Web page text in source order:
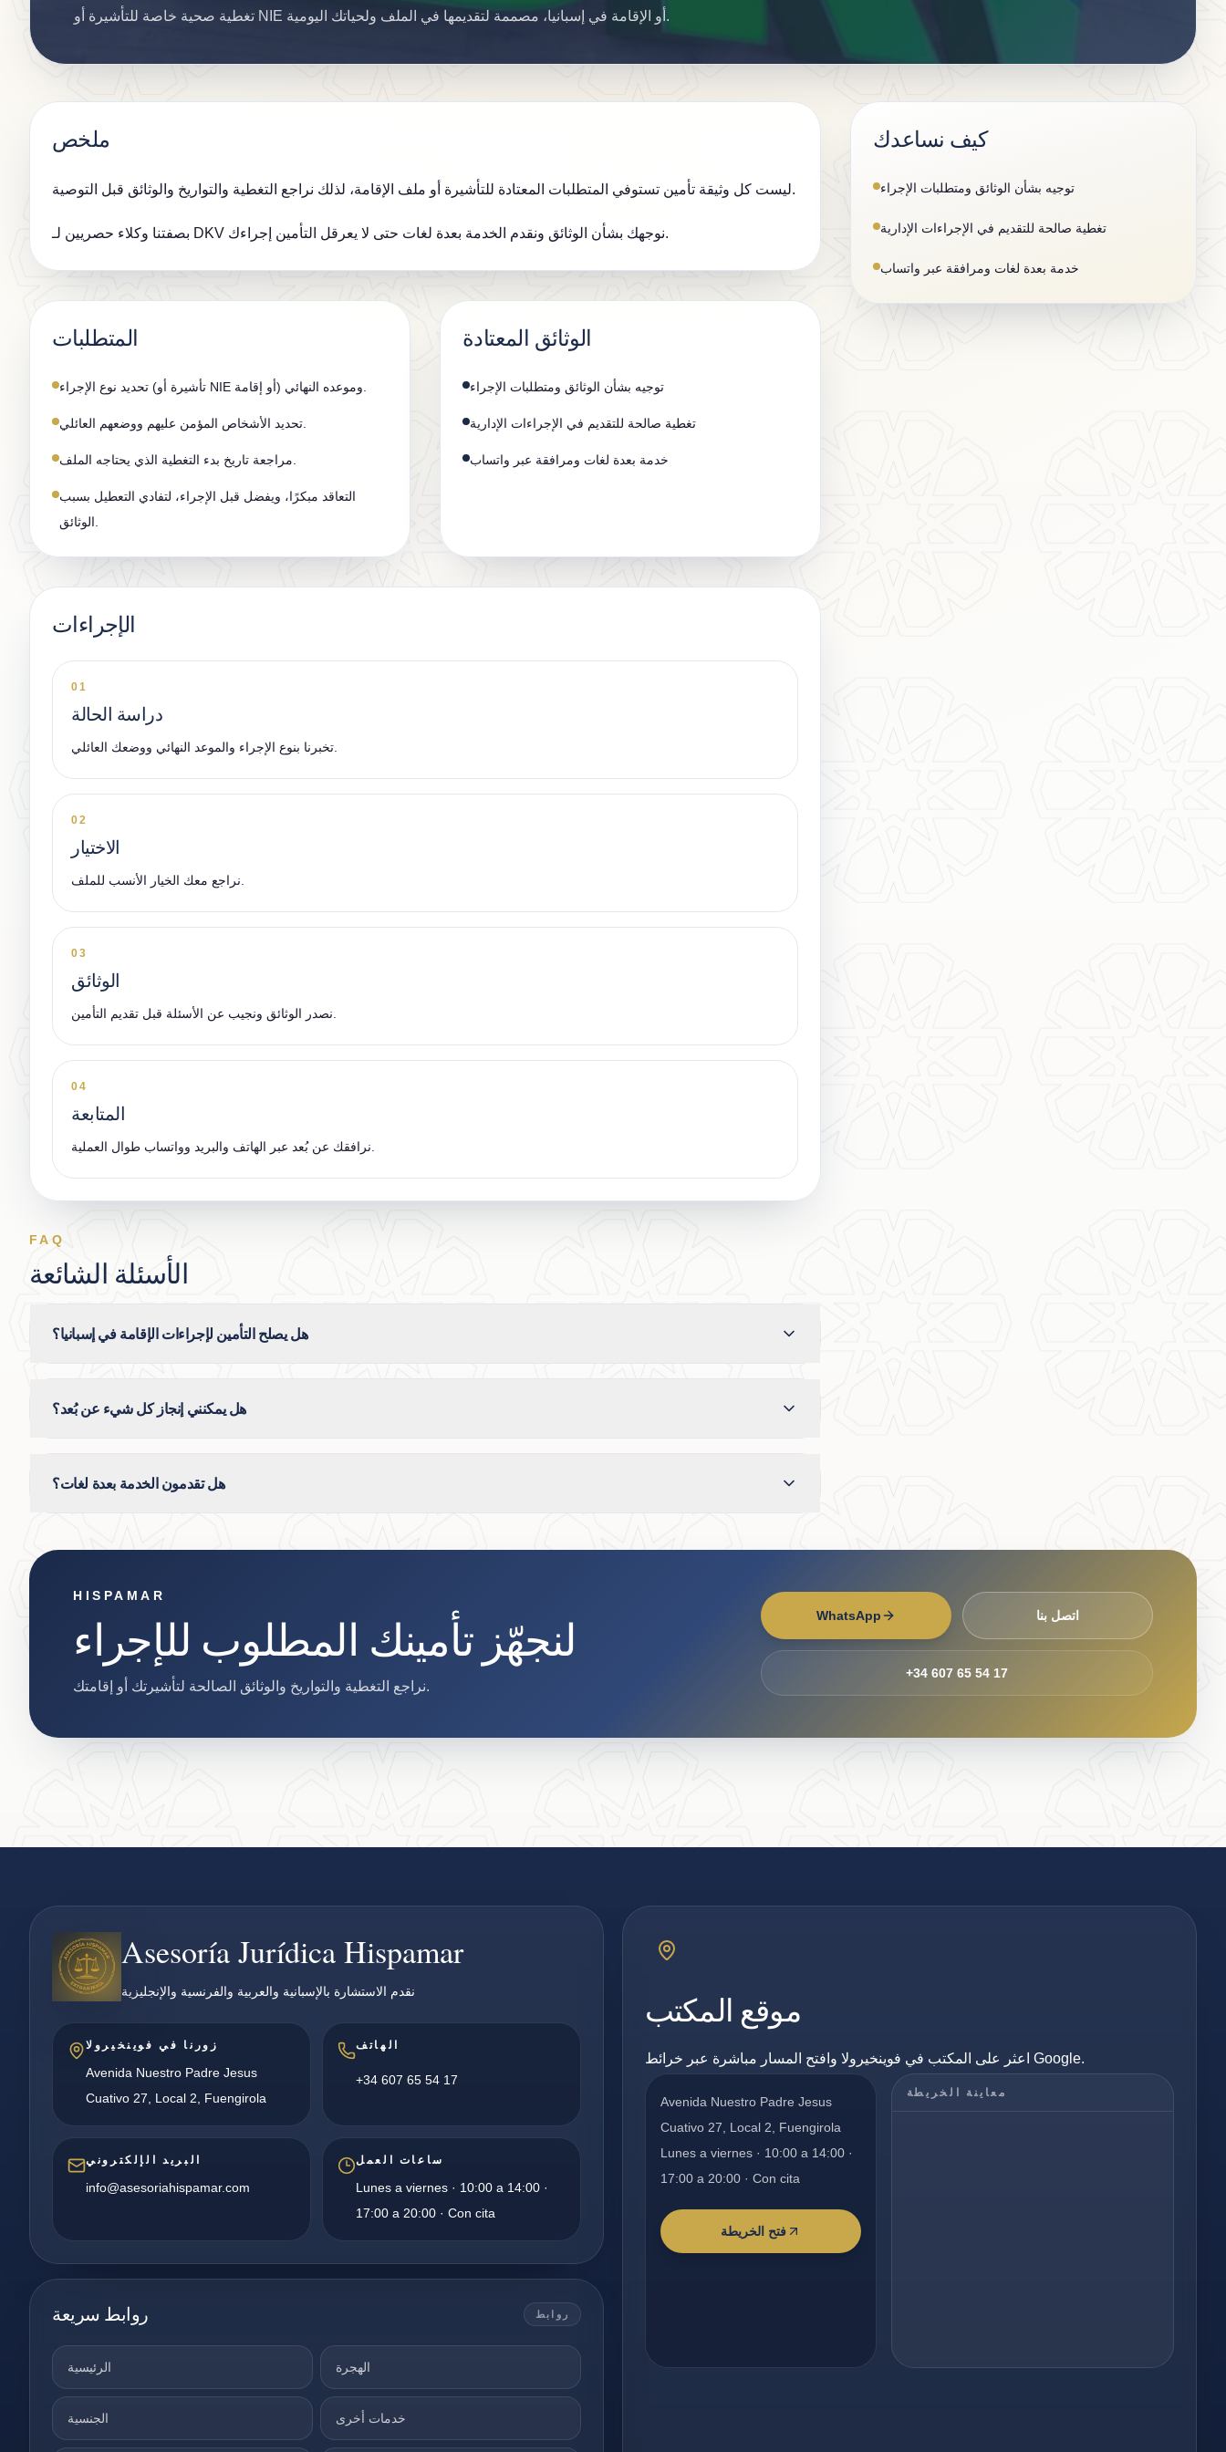
تغطية صحية خاصة للتأشيرة أو NIE أو الإقامة في إسبانيا، مصممة لتقديمها في الملف ولحياتك اليومية.
ملخص
ليست كل وثيقة تأمين تستوفي المتطلبات المعتادة للتأشيرة أو ملف الإقامة، لذلك نراجع التغطية والتواريخ والوثائق قبل التوصية.
بصفتنا وكلاء حصريين لـ DKV نوجهك بشأن الوثائق ونقدم الخدمة بعدة لغات حتى لا يعرقل التأمين إجراءك.
المتطلبات
التعاقد مبكرًا، ويفضل قبل الإجراء، لتفادي التعطيل بسبب
الوثائق المعتادة
توجيه بشأن الوثائق ومتطلبات الإجراء
تغطية صالحة للتقديم في الإجراءات الإدارية
خدمة بعدة لغات ومرافقة عبر واتساب
الإجراءات
01
دراسة الحالة
02
الاختيار
03
الوثائق
04
المتابعة
FAQ
الأسئلة الشائعة
هل يصلح التأمين لإجراءات الإقامة في إسبانيا؟
هل يمكنني إنجاز كل شيء عن بُعد؟
هل تقدمون الخدمة بعدة لغات؟
كيف نساعدك
توجيه بشأن الوثائق ومتطلبات الإجراء
تغطية صالحة للتقديم في الإجراءات الإدارية
خدمة بعدة لغات ومرافقة عبر واتساب
HISPAMAR
لنجهّز تأمينك المطلوب للإجراء
نراجع التغطية والتواريخ والوثائق الصالحة لتأشيرتك أو إقامتك.
WhatsApp اتصل بنا
+34 607 65 54 17
Asesoría Jurídica Hispamar
نقدم الاستشارة بالإسبانية والعربية والفرنسية والإنجليزية
زورنا في فوينخيرولا
Avenida Nuestro Padre Jesus
Cuativo 27, Local 2, Fuengirola
الهاتف
+34 607 65 54 17
البريد الإلكتروني
info@asesoriahispamar.com
ساعات العمل
Lunes a viernes · 10:00 a 14:00 ·
17:00 a 20:00 · Con cita
روابط سريعة روابط
الرئيسية الهجرة
الجنسية خدمات أخرى
موقع المكتب
اعثر على المكتب في فوينخيرولا وافتح المسار مباشرة عبر خرائط Google.
Avenida Nuestro Padre Jesus
Cuativo 27, Local 2, Fuengirola
Lunes a viernes · 10:00 a 14:00 ·
17:00 a 20:00 · Con cita
فتح الخريطة
معاينة الخريطة